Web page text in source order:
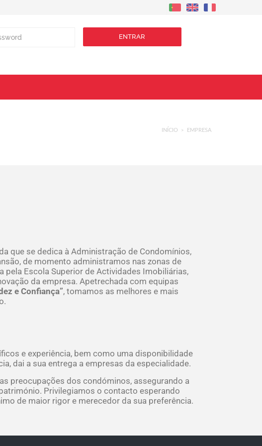
ENTRAR
INÍCIO EMPRESA
que se dedica à Administração de Condomínios,
de momento administramos nas zonas de
pela Escola Superior de Actividades Imobiliárias,
da empresa. Apetrechada com equipas
e Confiança”, tomamos as melhores e mais
e experiência, bem como uma disponibilidade
dai a sua entrega a empresas da especialidade.
preocupações dos condóminos, assegurando a
Privilegiamos o contacto esperando
de maior rigor e merecedor da sua preferência.